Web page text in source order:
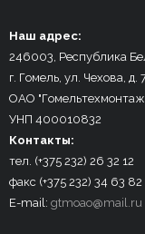
Наш адрес:
246003, Республика
г. Гомель, ул. Чехова, д.
ОАО
УНП 400010832
Контакты:
тел. (+375 232) 26 32 12
факс (+375 232) 34 63 82
E-mail: gtmoao@mail.ru